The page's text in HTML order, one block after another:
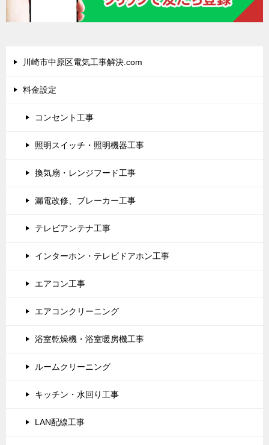
川崎市中原区電気工事解決.com
料金設定
コンセント工事
照明スイッチ・照明機器工事
換気扇・レンジフード工事
漏電改修、ブレーカー工事
テレビアンテナ工事
インターホン・テレビドアホン工事
エアコン工事
エアコンクリーニング
浴室乾燥機・浴室暖房機工事
ルームクリーニング
キッチン・水回り工事
LAN配線工事